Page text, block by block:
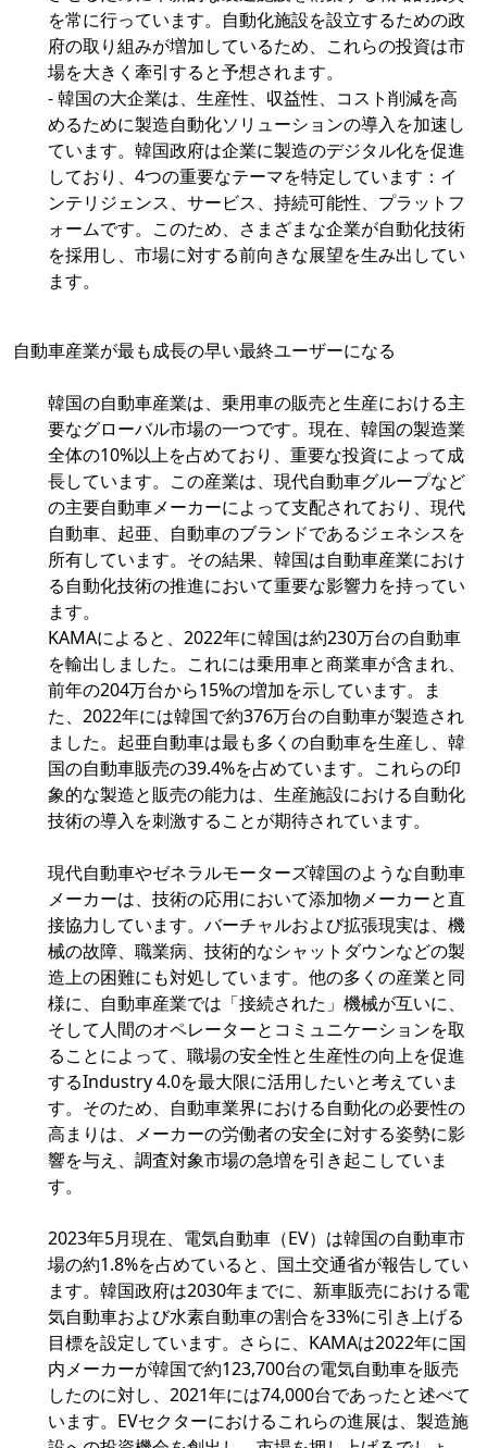
を常に行っています。自動化施設を設立するための政
府の取り組みが増加しているため、これらの投資は市
場を大きく牽引すると予想されます。
- 韓国の大企業は、生産性、収益性、コスト削減を高
めるために製造自動化ソリューションの導入を加速し
ています。韓国政府は企業に製造のデジタル化を促進
しており、4つの重要なテーマを特定しています：イ
ンテリジェンス、サービス、持続可能性、プラットフ
ォームです。このため、さまざまな企業が自動化技術
を採用し、市場に対する前向きな展望を生み出してい
ます。
自動車産業が最も成長の早い最終ユーザーになる
韓国の自動車産業は、乗用車の販売と生産における主
要なグローバル市場の一つです。現在、韓国の製造業
全体の10%以上を占めており、重要な投資によって成
長しています。この産業は、現代自動車グループなど
の主要自動車メーカーによって支配されており、現代
自動車、起亜、自動車のブランドであるジェネシスを
所有しています。その結果、韓国は自動車産業におけ
る自動化技術の推進において重要な影響力を持ってい
ます。
KAMAによると、2022年に韓国は約230万台の自動車
を輸出しました。これには乗用車と商業車が含まれ、
前年の204万台から15%の増加を示しています。ま
た、2022年には韓国で約376万台の自動車が製造され
ました。起亜自動車は最も多くの自動車を生産し、韓
国の自動車販売の39.4%を占めています。これらの印
象的な製造と販売の能力は、生産施設における自動化
技術の導入を刺激することが期待されています。
現代自動車やゼネラルモーターズ韓国のような自動車
メーカーは、技術の応用において添加物メーカーと直
接協力しています。バーチャルおよび拡張現実は、機
械の故障、職業病、技術的なシャットダウンなどの製
造上の困難にも対処しています。他の多くの産業と同
様に、自動車産業では「接続された」機械が互いに、
そして人間のオペレーターとコミュニケーションを取
ることによって、職場の安全性と生産性の向上を促進
するIndustry 4.0を最大限に活用したいと考えていま
す。そのため、自動車業界における自動化の必要性の
高まりは、メーカーの労働者の安全に対する姿勢に影
響を与え、調査対象市場の急増を引き起こしていま
す。
2023年5月現在、電気自動車（EV）は韓国の自動車市
場の約1.8%を占めていると、国土交通省が報告してい
ます。韓国政府は2030年までに、新車販売における電
気自動車および水素自動車の割合を33%に引き上げる
目標を設定しています。さらに、KAMAは2022年に国
内メーカーが韓国で約123,700台の電気自動車を販売
したのに対し、2021年には74,000台であったと述べて
います。EVセクターにおけるこれらの進展は、製造施